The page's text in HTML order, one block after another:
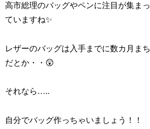
高市総理のバッグやペンに注目が集まっ
ていますね✨
レザーのバッグは入手までに数カ月まち
だとか・・😲
それなら…..
自分でバッグ作っちゃいましょう！！